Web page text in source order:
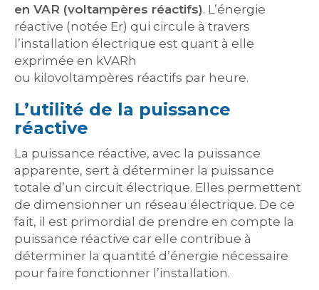
en VAR (voltampères réactifs). L’énergie
réactive (notée Er) qui circule à travers
l’installation électrique est quant à elle
exprimée en kVARh
ou kilovoltampères réactifs par heure.
L’utilité de la puissance
réactive
La puissance réactive, avec la puissance
apparente, sert à déterminer la puissance
totale d’un circuit électrique. Elles permettent
de dimensionner un réseau électrique. De ce
fait, il est primordial de prendre en compte la
puissance réactive car elle contribue à
déterminer la quantité d’énergie nécessaire
pour faire fonctionner l’installation.